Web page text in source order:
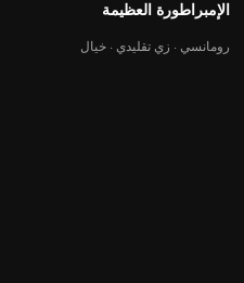
الإمبراطورة العظيمة
رومانسي · زي تقليدي · خيال